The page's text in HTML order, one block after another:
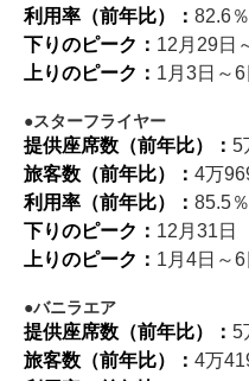
利用率（前年比）： 82.6
下りのピーク： 12月29日
上りのピーク： 1月3日～6
スターフライヤー
提供座席数（前年比）： 5
旅客数（前年比）： 4万
利用率（前年比）： 85.5
下りのピーク： 12月31日
上りのピーク： 1月4日～6
バニラエア
提供座席数（前年比）： 5
旅客数（前年比）： 4万